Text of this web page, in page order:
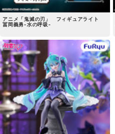
アニメ「鬼滅の刃」 フィギュアライト
冨岡義勇-水の呼吸-